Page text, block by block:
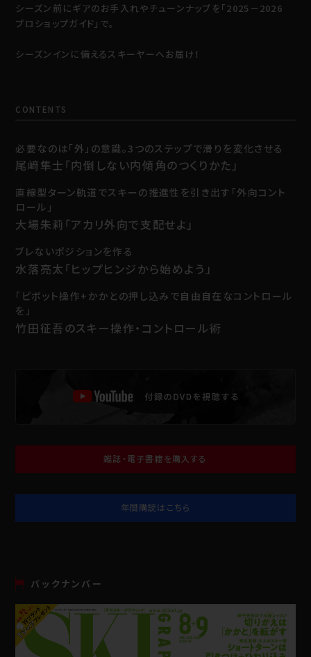
シーズン前にギアのお手入れやチューンナップを「2025－2026
プロショップガイド」で。
シーズンインに備えるスキーヤーへお届け！
CONTENTS
必要なのは「外」の意識。3つのステップで滑りを変化させる
尾﨑隼士「内倒しない内傾角のつくりかた」
直線型ターン軌道でスキーの推進性を引き出す「外向コント
ロール」
大場朱莉「アカリ外向で支配せよ」
ブレないポジションを作る
水落亮太「ヒップヒンジから始めよう」
「ピボット操作+かかとの押し込みで自由自在なコントロール
を」
竹田征吾のスキー操作・コントロール術
雑誌・電子書籍を購入する
年間購読はこちら
バックナンバー